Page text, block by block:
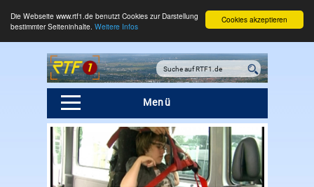
Cookies akzeptieren
Die Webseite www.rtf1.de benutzt Cookies zur Darstellung
bestimmter Seiteninhalte. Weitere Infos
Menü